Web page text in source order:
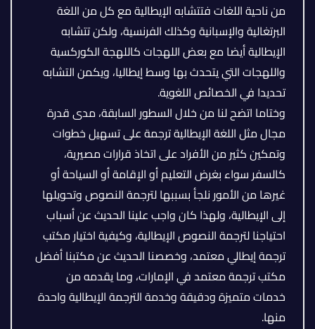
من ناحية اللغات فتتشابه الإيطالية مع كل من اللغة
البرتغالية والإسبانية وكذلك الفرنسية، ولكن تتشابه
الإيطالية أيضا مع بعض اللهجات كاللهجة الكوركسية
واللهجات التي يتحدث بها وسط إيطاليا، ويكمن التشابه
تحديدا في الخصائص اللغوية.
وختاما اتضح لنا من خلال السطور السابقة، مدى قدرة
مجال مثل اللغة الإيطالية ترجمة على تسهيل خطوات
وتمكين كثير من الأفراد على اتخاذ قرارات مصيرية،
كالسفر سواء بغرض التعليم أو الإقامة أو السياحة أو
غيرها من الأمور نلجأ بسببها لترجمة النصوص وتحويلها
إلى الإيطالية، ولهذا كان واجب علينا الحديث عن أسباب
احتياجنا لترجمة النصوص الإيطالية، وكيفية اختيار مكتب
ترجمة إيطالي معتمد، وخصصنا الحديث عن مكتبنا أفضل
مكتب ترجمة معتمد في الإمارات، وما يقدمه من
خدمات متميزة ودقيقة وخدمة الترجمة الإيطالية واحدة
منها.